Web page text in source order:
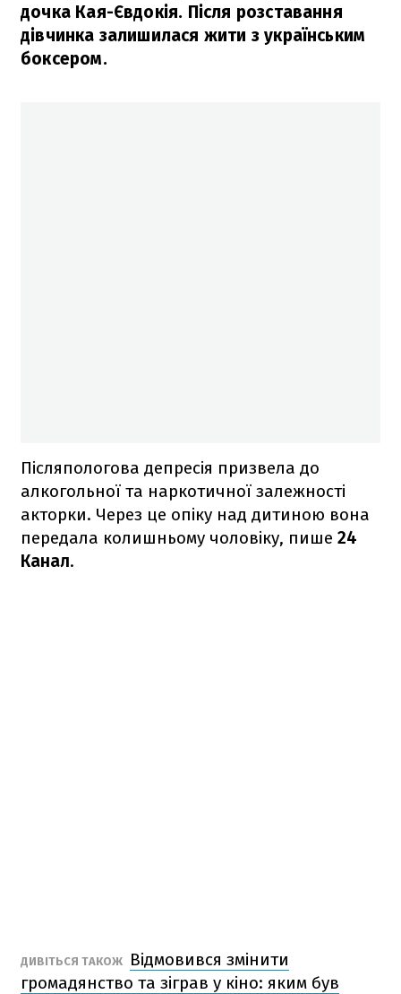
дочка Кая-Євдокія. Після розставання
дівчинка залишилася жити з українським
боксером.
Післяпологова депресія призвела до
алкогольної та наркотичної залежності
акторки. Через це опіку над дитиною вона
передала колишньому чоловіку, пише 24
Канал.
ДИВІТЬСЯ ТАКОЖ
Відмовився змінити
громадянство та зіграв у кіно: яким був